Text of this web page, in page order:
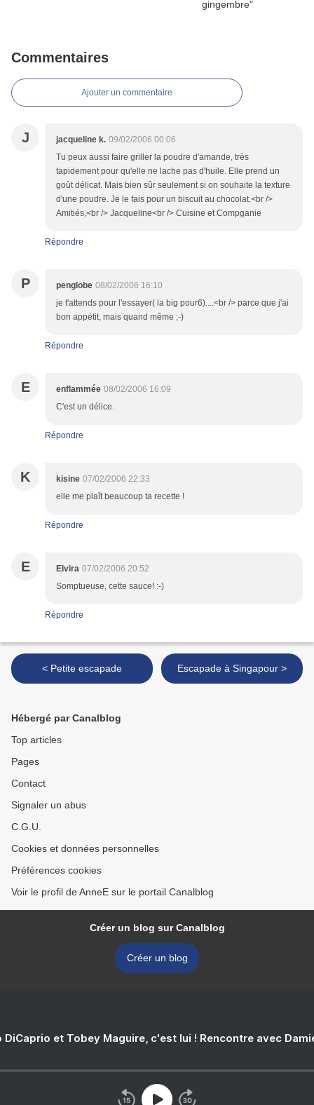
Commentaires
Ajouter un commentaire
J jacqueline k. 09/02/2006 00:06
Tu peux aussi faire griller la poudre d'amande, très
tapidement pour qu'elle ne lache pas d'huile. Elle prend un
goût délicat. Mais bien sûr seulement si on souhaite la texture
d'une poudre. Je le fais pour un biscuit au chocolat.<br />
Amitiés,<br /> Jacqueline<br /> Cuisine et Compganie
Répondre
P penglobe 08/02/2006 16:10
je t'attends pour l'essayer( la big pour6)....<br /> parce que j'ai
bon appétit, mais quand même ;-)
Répondre
E enflammée 08/02/2006 16:09
C'est un délice.
Répondre
K kisine 07/02/2006 22:33
elle me plaît beaucoup ta recette !
Répondre
E Elvira 07/02/2006 20:52
Somptueuse, cette sauce! :-)
Répondre
< Petite escapade Escapade à Singapour >
Hébergé par Canalblog
Top articles
Pages
Contact
Signaler un abus
C.G.U.
Cookies et données personnelles
Préférences cookies
Voir le profil de AnneE sur le portail Canalblog
Créer un blog sur Canalblog
Créer un blog
DiCaprio et Tobey Maguire, c'est lui ! Rencontre avec